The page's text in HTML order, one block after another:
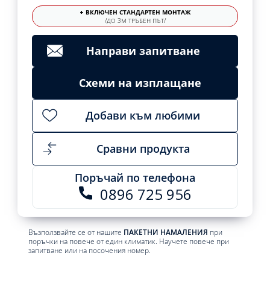
+ ВКЛЮЧЕН СТАНДАРТЕН МОНТАЖ
/ДО 3М ТРЪБЕН ПЪТ/
Направи запитване
Схеми на изплащане
Добави към любими
Сравни продукта
Поръчай по телефона
0896 725 956
Възползвайте се от нашите ПАКЕТНИ НАМАЛЕНИЯ при
поръчки на повече от един климатик. Научете повече при
запитване или на посочения номер.